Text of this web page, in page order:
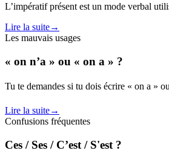
L’impératif présent est un mode verbal
Lire la suite→
Les mauvais usages
« on n’a » ou « on a » ?
Tu te demandes si tu dois écrire « on a »
Lire la suite→
Confusions fréquentes
Ces / Ses / C’est / S'est ?